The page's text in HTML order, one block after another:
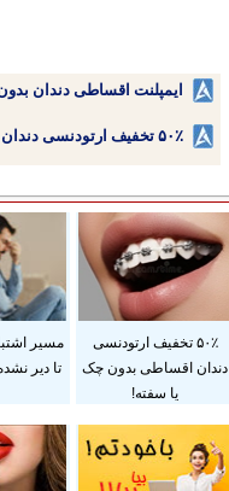
ایمپلنت اقساطی دندان
۵۰٪ تخفیف ارتودنسی دندان اقساطی بدون نیاز به چک یا سفته!
۵۰٪ تخفیف ارتودنسی
دندان اقساطی بدون چک
یا سفته!
مسیر
تا دیر